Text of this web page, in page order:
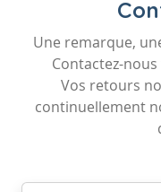
Une remarque,
Contactez-
Vos retours
continuellement